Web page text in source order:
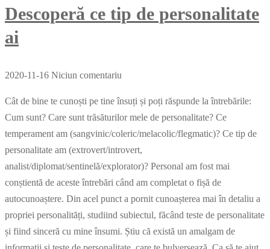
Descoperă ce tip de personalitate
ai
2020-11-16 Niciun comentariu
Cât de bine te cunoști pe tine însuți și poți răspunde la întrebările:
Cum sunt? Care sunt trăsăturilor mele de personalitate? Ce
temperament am (sangvinic/coleric/melacolic/flegmatic)? Ce tip de
personalitate am (extrovert/introvert,
analist/diplomat/sentinelă/explorator)? Personal am fost mai
conștientă de aceste întrebări când am completat o fișă de
autocunoaștere. Din acel punct a pornit cunoașterea mai în detaliu a
propriei personalități, studiind subiectul, făcând teste de personalitate
și fiind sinceră cu mine însumi. Știu că există un amalgam de